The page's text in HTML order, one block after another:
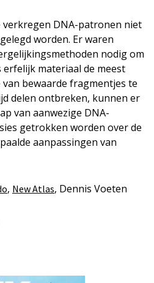
verkregen DNA-patronen niet
worden. Er waren
nodig om
materiaal de meest
bewaarde fragmentjes te
delen ontbreken, kunnen er
van aanwezige DNA-
getrokken worden over de
aanpassingen van
, New Atlas, Dennis Voeten